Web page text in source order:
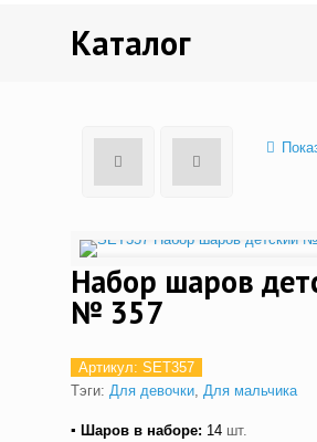
Каталог
Набор шаров
№ 357
Артикул: SET357
Тэги: Для девочки, Для мальчика
▪ Шаров в наборе: 14 шт.